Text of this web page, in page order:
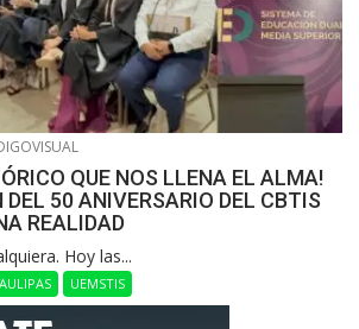
QUE NOS LLENA EL ALMA!
DEL 50 ANIVERSARIO DEL CBTIS
REALIDAD
Hoy las...
UEMSTIS